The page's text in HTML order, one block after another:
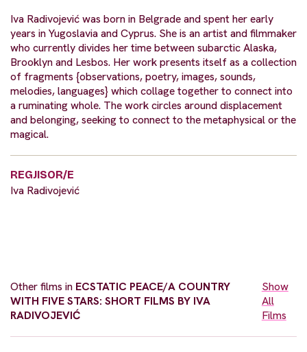
Iva Radivojević was born in Belgrade and spent her early
years in Yugoslavia and Cyprus. She is an artist and filmmaker
who currently divides her time between subarctic Alaska,
Brooklyn and Lesbos. Her work presents itself as a collection
of fragments {observations, poetry, images, sounds,
melodies, languages} which collage together to connect into
a ruminating whole. The work circles around displacement
and belonging, seeking to connect to the metaphysical or the
magical.
REGJISOR/E
Iva Radivojević
Other films in ECSTATIC PEACE/A COUNTRY
WITH FIVE STARS: SHORT FILMS BY IVA
RADIVOJEVIĆ
Show
All
Films